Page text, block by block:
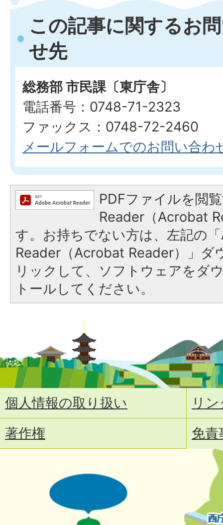
この記事に関するお
せ先
総務部 市民課〔東庁舎〕
電話番号：0748-71-2323
ファックス：0748-72-2460
メールフォームでのお問い合わ
PDFファイルを閲
Reader（Acrobat
す。お持ちでない方は、左記の
Reader（Acrobat Reader）」ダ
リックして、ソフトウェアをダ
トールしてください。
個人情報の取り扱い
リ
著作権
免責